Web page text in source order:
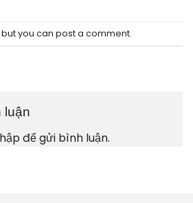
you can post a comment.
luận
để gửi bình luận.